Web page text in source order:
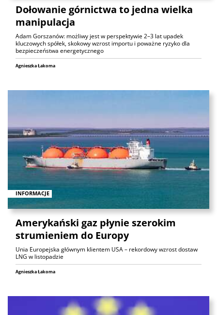
Dołowanie górnictwa to jedna wielka
manipulacja
Adam Gorszanów: możliwy jest w perspektywie 2–3 lat upadek
kluczowych spółek, skokowy wzrost importu i poważne ryzyko dla
bezpieczeństwa energetycznego
Agnieszka Łakoma
INFORMACJE
Amerykański gaz płynie szerokim
strumieniem do Europy
Unia Europejska głównym klientem USA – rekordowy wzrost dostaw
LNG w listopadzie
Agnieszka Łakoma